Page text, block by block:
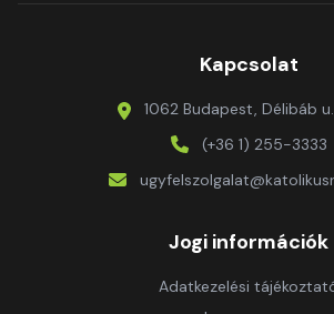
Kapcsolat
1062 Budapest, Délibáb u.
(+36 1) 255-3333
Jogi információk
Adatkezelési